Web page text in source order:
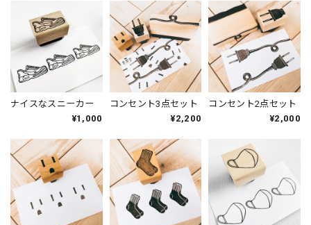
ナイスなスニーカー
¥1,000
コンセント3点セット
¥2,200
コンセント2点セット
¥2,000